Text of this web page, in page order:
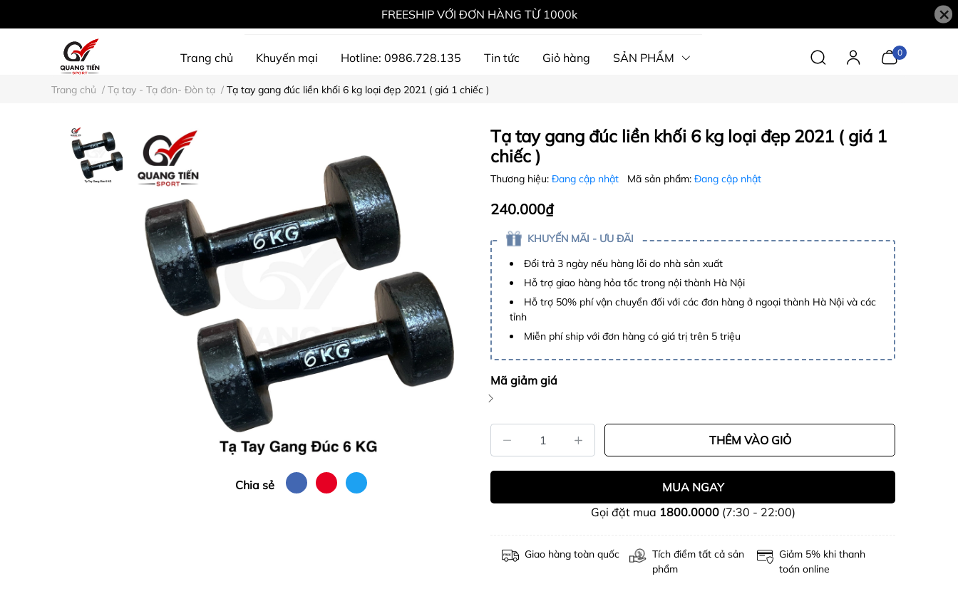
FREESHIP VỚI ĐƠN HÀNG TỪ 1000k ×
Trang chủ Khuyến mại Hotline: 0986.728.135 Tin tức Giỏ hàng SẢN PHẨM 0
Trang chủ / Tạ tay - Tạ đơn- Đòn tạ / Tạ tay gang đúc liền khối 6 kg loại đẹp 2021 ( giá 1 chiếc )
Chia sẻ
Tạ tay gang đúc liền khối 6 kg loại đẹp 2021 ( giá 1
chiếc )
Thương hiệu: Đang cập nhật Mã sản phẩm: Đang cập nhật
240.000₫
KHUYẾN MÃI - ƯU ĐÃI
Đổi trả 3 ngày nếu hàng lỗi do nhà sản xuất
Hỗ trợ giao hàng hỏa tốc trong nội thành Hà Nội
Hỗ trợ 50% phí vận chuyển đối với các đơn hàng ở ngoại thành Hà Nội và các
tỉnh
Miễn phí ship với đơn hàng có giá trị trên 5 triệu
Mã giảm giá
THÊM VÀO GIỎ
MUA NGAY
Gọi đặt mua 1800.0000(7:30 - 22:00)
Giao hàng toàn quốc
Tích điểm tất cả sản
phẩm
Giảm 5% khi thanh
toán online